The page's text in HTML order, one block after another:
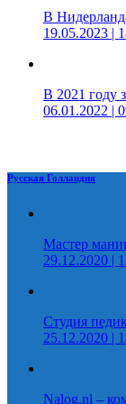
В
19.05.2023 |
В 2021 году
06.01.2022 |
Русская Голландия
Мастер
29.12.2020 |
Студия
25.12.2020 |
Nalog.nl –